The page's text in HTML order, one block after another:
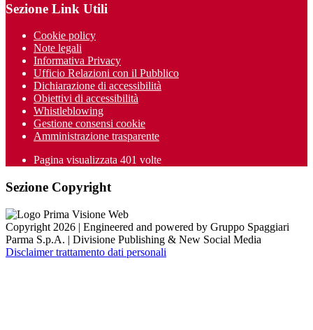
Sezione Link Utili
Cookie policy
Note legali
Informativa Privacy
Ufficio Relazioni con il Pubblico
Dichiarazione di accessibilità
Obiettivi di accessibilità
Whistleblowing
Gestione consensi cookie
Amministrazione trasparente
Pagina visualizzata 401 volte
Sezione Copyright
Copyright 2026 | Engineered and powered by Gruppo Spaggiari
Parma S.p.A. | Divisione Publishing & New Social Media
Disclaimer trattamento dati personali